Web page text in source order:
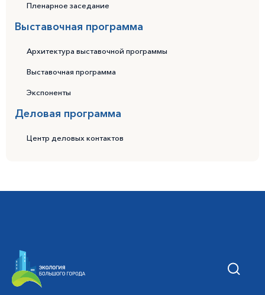
Пленарное заседание
Выставочная программа
Архитектура выставочной программы
Выставочная программа
Экспоненты
Деловая программа
Центр деловых контактов